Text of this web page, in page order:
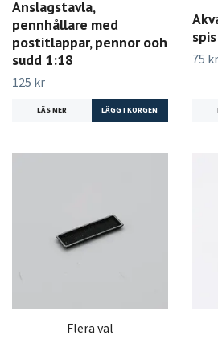
Anslagstavla,
pennhållare med
postitlappar, pennor ooh
sudd 1:18
125 kr
LÄS MER
75 kr
Flera val